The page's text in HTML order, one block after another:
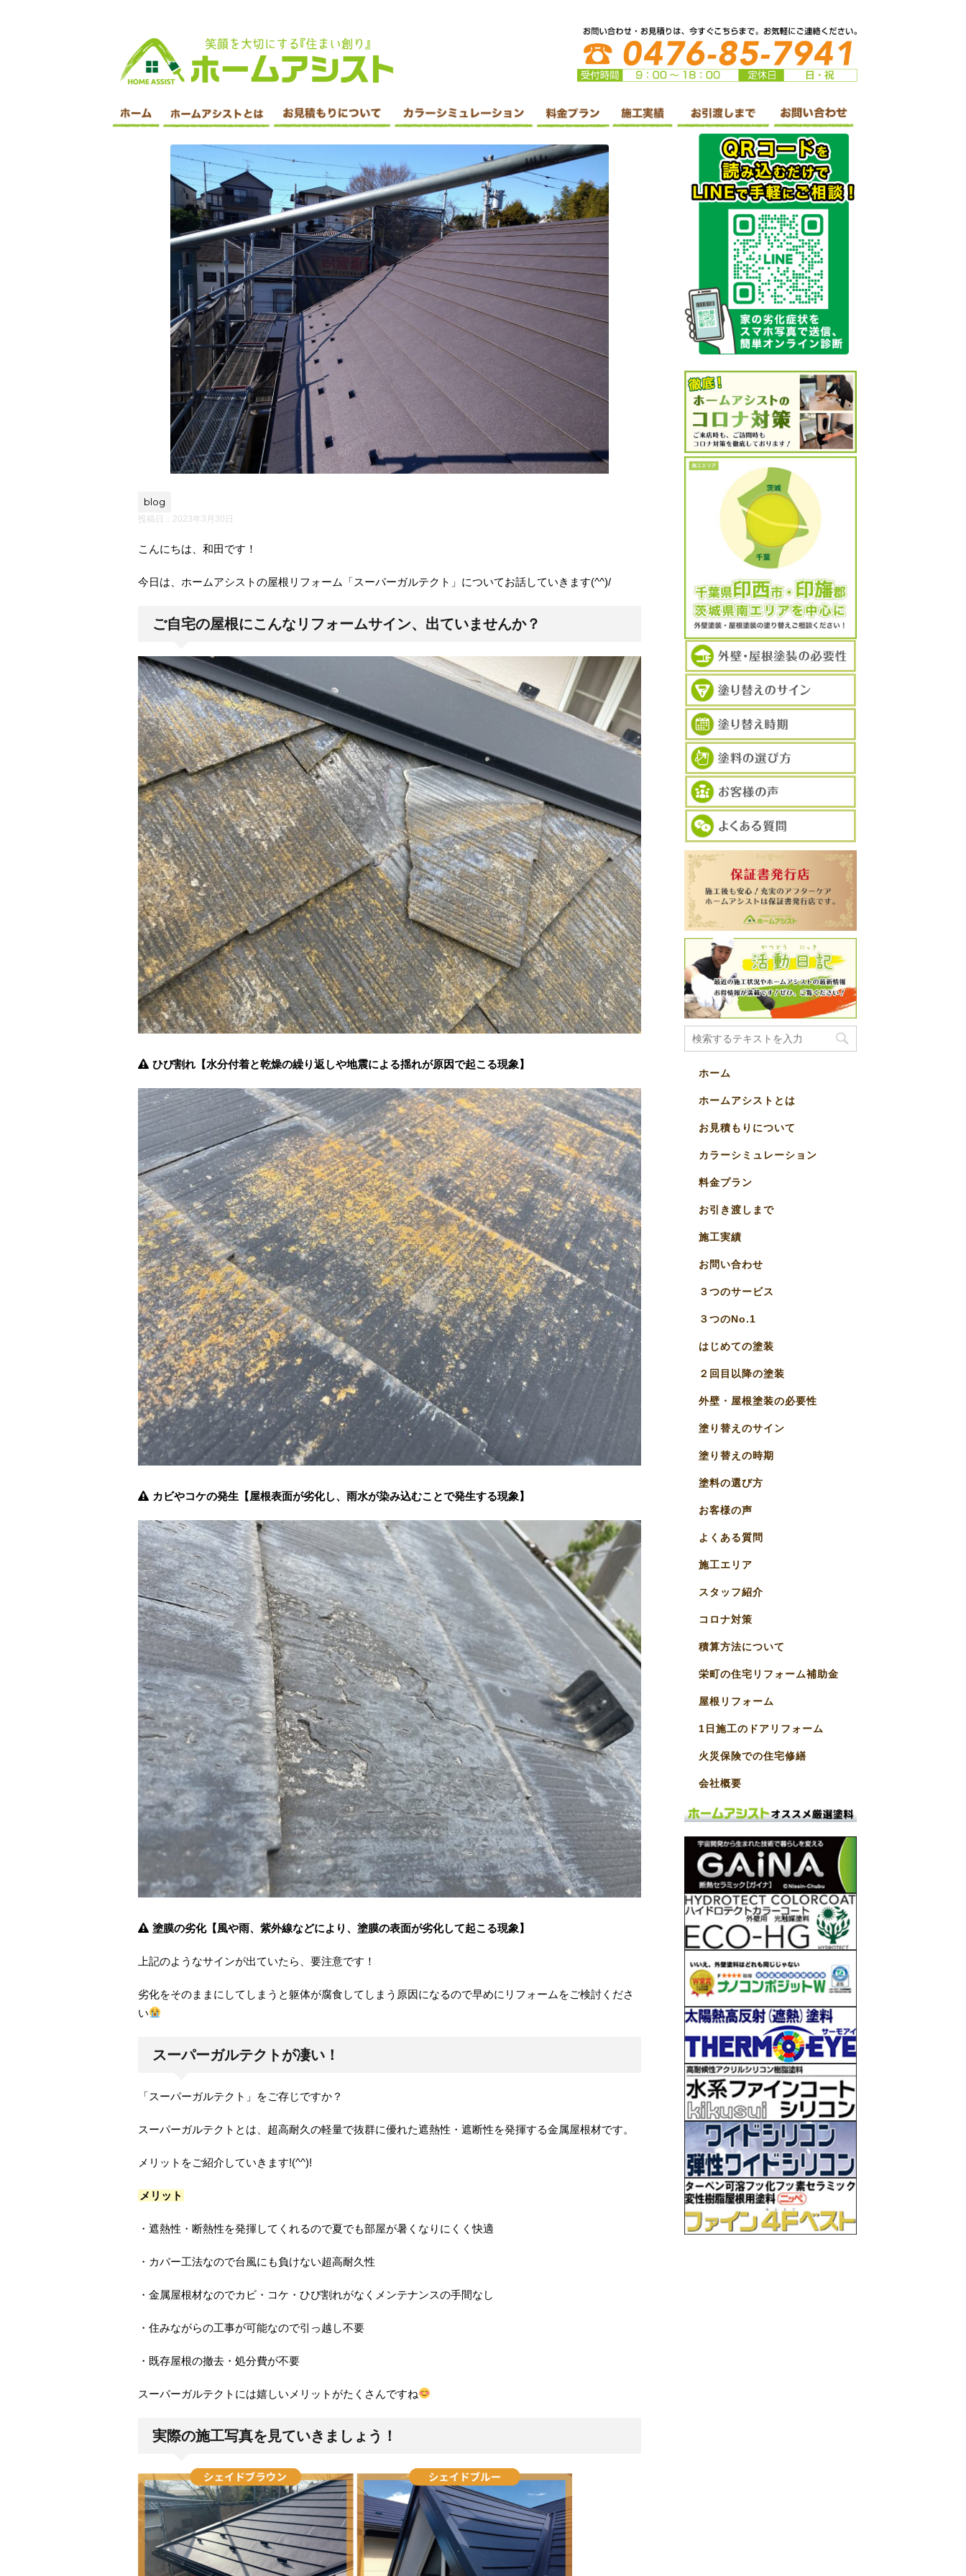
blog
投稿日： 2023年3月30日
こんにちは、和田です！
今日は、ホームアシストの屋根リフォーム「スーパーガルテクト」についてお話していきます(^^)/
ご自宅の屋根にこんなリフォームサイン、出ていませんか？
ひび割れ【水分付着と乾燥の繰り返しや地震による揺れが原因で起こる現象】
カビやコケの発生【屋根表面が劣化し、雨水が染み込むことで発生する現象】
塗膜の劣化【風や雨、紫外線などにより、塗膜の表面が劣化して起こる現象】
上記のようなサインが出ていたら、要注意です！
劣化をそのままにしてしまうと躯体が腐食してしまう原因になるので早めにリフォームをご検討くださ
い
スーパーガルテクトが凄い！
「スーパーガルテクト」をご存じですか？
スーパーガルテクトとは、超高耐久の軽量で抜群に優れた遮熱性・遮断性を発揮する金属屋根材です。
メリットをご紹介していきます!(^^)!
メリット
・遮熱性・断熱性を発揮してくれるので夏でも部屋が暑くなりにくく快適
・カバー工法なので台風にも負けない超高耐久性
・金属屋根材なのでカビ・コケ・ひび割れがなくメンテナンスの手間なし
・住みながらの工事が可能なので引っ越し不要
・既存屋根の撤去・処分費が不要
スーパーガルテクトには嬉しいメリットがたくさんですね
実際の施工写真を見ていきましょう！
ホーム
ホームアシストとは
お見積もりについて
カラーシミュレーション
料金プラン
お引き渡しまで
施工実績
お問い合わせ
３つのサービス
３つのNo.1
はじめての塗装
２回目以降の塗装
外壁・屋根塗装の必要性
塗り替えのサイン
塗り替えの時期
塗料の選び方
お客様の声
よくある質問
施工エリア
スタッフ紹介
コロナ対策
積算方法について
栄町の住宅リフォーム補助金
屋根リフォーム
1日施工のドアリフォーム
火災保険での住宅修繕
会社概要